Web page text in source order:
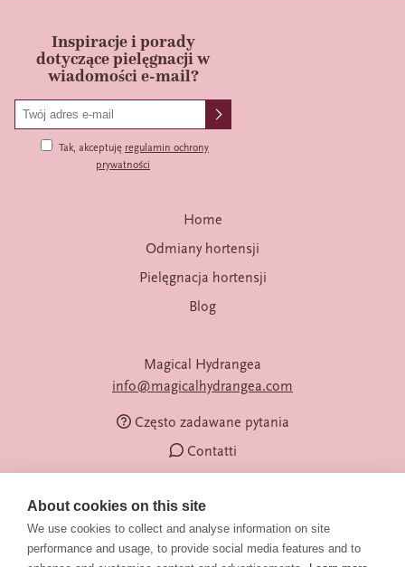
Inspiracje i porady
dotyczące pielęgnacji w
wiadomości e-mail?
Tak, akceptuję regulamin ochrony
prywatności
Home
Odmiany hortensji
Pielęgnacja hortensji
Blog
Magical Hydrangea
info@magicalhydrangea.com
Często zadawane pytania
Contatti
About cookies on this site
We use cookies to collect and analyse information on site
performance and usage, to provide social media features and to